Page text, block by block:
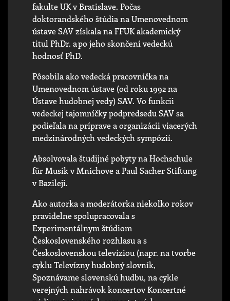
fakulte UK v Bratislave. Počas
doktorandského štúdia na Umenovednom
ústave SAV získala na FFUK akademický
titul PhDr. a po jeho skončení vedeckú
hodnosť PhD.
Pôsobila ako vedecká pracovníčka na
Umenovednom ústave (od roku 1992 na
Ústave hudobnej vedy) SAV. Vo funkcii
vedeckej tajomníčky podpredsedu SAV sa
podieľala na príprave a organizácii viacerých
medzinárodných vedeckých sympózií.
Absolvovala študijné pobyty na Hochschule
für Musik v Mníchove a Paul Sacher Stiftung
v Bazileji.
Ako autorka a moderátorka niekoľko rokov
pravidelne spolupracovala s
Experimentálnym štúdiom
Československého rozhlasu a s
Československou televíziou (napr. na tvorbe
cyklu Televízny hudobný slovník,
Spoznávame slovenskú hudbu, na cykle
verejných nahrávok koncertov Koncertné